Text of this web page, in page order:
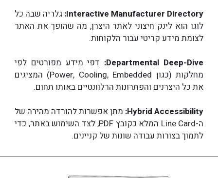
Interactive Manufacturer Directory: גלריה שבה כל
לוגו הוא לינק חיצוני לאתר היצרן, מה שהופך את האתר
לצומת מידע קריטי עבור הלקוחות.
Departmental Deep-Dive: דפי מידע מפורטים לפי
מחלקות (כגון Power, Cooling, Embedded) המציגים
את כל היצרנים והפתרונות הרלוונטיים באותו תחום.
Hybrid Accessibility: מתן אפשרות להורדה מהירה של
ה-Line Card המלא כקובץ PDF, לצד השימוש באתר, כדי
לתמוך בצורות עבודה שונות של קניינים.